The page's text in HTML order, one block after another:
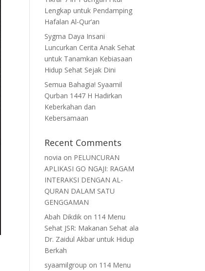
Lengkap untuk Pendamping
Hafalan Al-Qur’an
Sygma Daya Insani
Luncurkan Cerita Anak Sehat
untuk Tanamkan Kebiasaan
Hidup Sehat Sejak Dini
Semua Bahagia! Syaamil
Qurban 1447 H Hadirkan
Keberkahan dan
Kebersamaan
Recent Comments
novia on PELUNCURAN
APLIKASI GO NGAJI: RAGAM
INTERAKSI DENGAN AL-
QURAN DALAM SATU
GENGGAMAN
Abah Dikdik on 114 Menu
Sehat JSR: Makanan Sehat ala
Dr. Zaidul Akbar untuk Hidup
Berkah
syaamilgroup on 114 Menu